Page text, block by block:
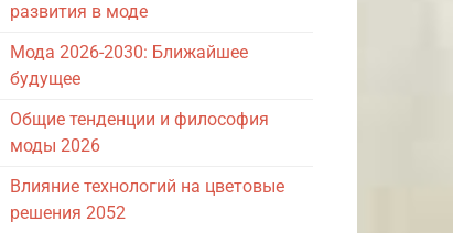
развития в моде
Мода 2026-2030: Ближайшее
будущее
Общие тенденции и философия
моды 2026
Влияние технологий на цветовые
решения 2052